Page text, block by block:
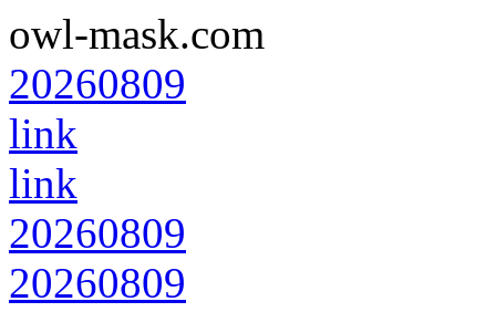
owl-mask.com
20260809
link
link
20260809
20260809